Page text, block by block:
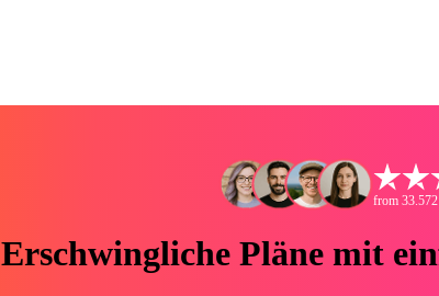
from
Erschwingliche Pläne mit